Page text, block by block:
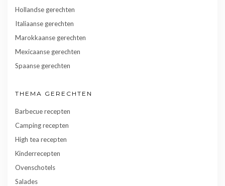
Hollandse gerechten
Italiaanse gerechten
Marokkaanse gerechten
Mexicaanse gerechten
Spaanse gerechten
THEMA GERECHTEN
Barbecue recepten
Camping recepten
High tea recepten
Kinderrecepten
Ovenschotels
Salades